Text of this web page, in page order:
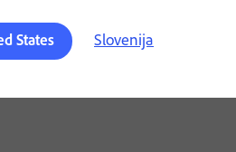
States Slovenija